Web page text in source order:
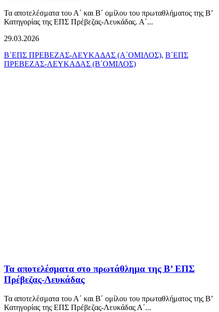
Τα αποτελέσματα του Α΄ και Β΄ ομίλου του πρωταθλήματος της Β’
Κατηγορίας της ΕΠΣ Πρέβεζας-Λευκάδας. Α΄...
29.03.2026
Β΄ΕΠΣ ΠΡΕΒΕΖΑΣ-ΛΕΥΚΑΔΑΣ (Α΄ΟΜΙΛΟΣ), Β΄ΕΠΣ
ΠΡΕΒΕΖΑΣ-ΛΕΥΚΑΔΑΣ (Β΄ΟΜΙΛΟΣ)
Τα αποτελέσματα στο πρωτάθλημα της Β’ ΕΠΣ
Πρέβεζας-Λευκάδας
Τα αποτελέσματα του Α΄ και Β΄ ομίλου του πρωταθλήματος της Β’
Κατηγορίας της ΕΠΣ Πρέβεζας-Λευκάδας Α΄...